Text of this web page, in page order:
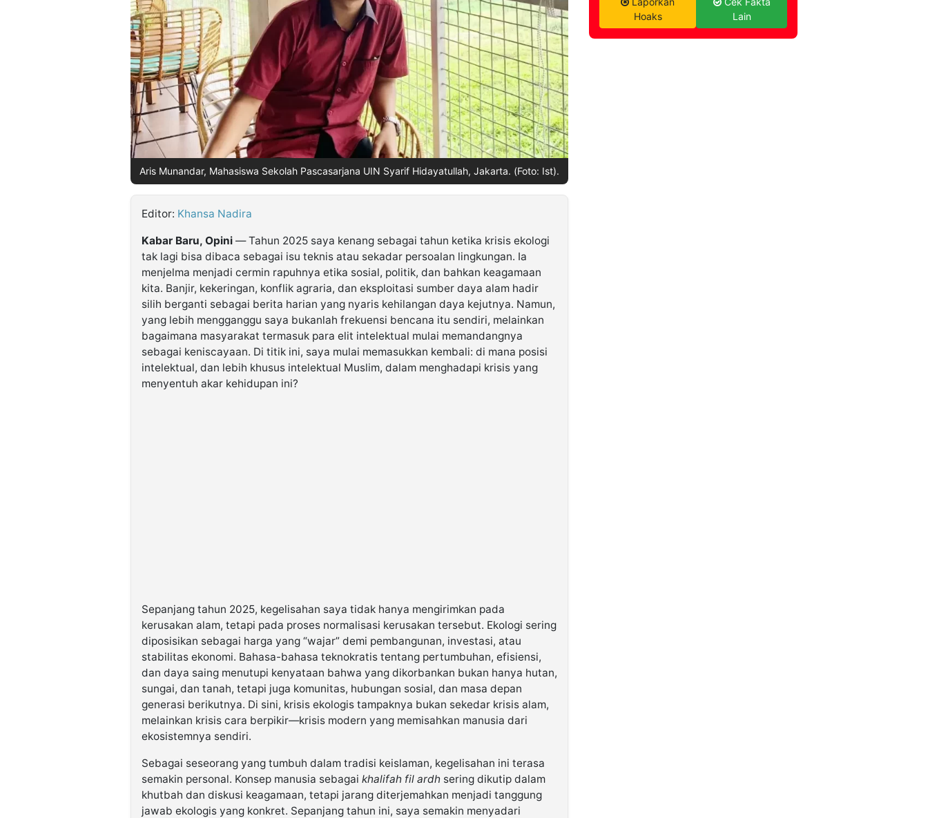
Aris Munandar, Mahasiswa Sekolah Pascasarjana UIN Syarif Hidayatullah, Jakarta. (Foto: Ist).
Editor: Khansa Nadira
Kabar Baru, Opini — Tahun 2025 saya kenang sebagai tahun ketika krisis ekologi
tak lagi bisa dibaca sebagai isu teknis atau sekadar persoalan lingkungan. Ia
menjelma menjadi cermin rapuhnya etika sosial, politik, dan bahkan keagamaan
kita. Banjir, kekeringan, konflik agraria, dan eksploitasi sumber daya alam hadir
silih berganti sebagai berita harian yang nyaris kehilangan daya kejutnya. Namun,
yang lebih mengganggu saya bukanlah frekuensi bencana itu sendiri, melainkan
bagaimana masyarakat termasuk para elit intelektual mulai memandangnya
sebagai keniscayaan. Di titik ini, saya mulai memasukkan kembali: di mana posisi
intelektual, dan lebih khusus intelektual Muslim, dalam menghadapi krisis yang
menyentuh akar kehidupan ini?
Sepanjang tahun 2025, kegelisahan saya tidak hanya mengirimkan pada
kerusakan alam, tetapi pada proses normalisasi kerusakan tersebut. Ekologi sering
diposisikan sebagai harga yang “wajar” demi pembangunan, investasi, atau
stabilitas ekonomi. Bahasa-bahasa teknokratis tentang pertumbuhan, efisiensi,
dan daya saing menutupi kenyataan bahwa yang dikorbankan bukan hanya hutan,
sungai, dan tanah, tetapi juga komunitas, hubungan sosial, dan masa depan
generasi berikutnya. Di sini, krisis ekologis tampaknya bukan sekedar krisis alam,
melainkan krisis cara berpikir—krisis modern yang memisahkan manusia dari
ekosistemnya sendiri.
Sebagai seseorang yang tumbuh dalam tradisi keislaman, kegelisahan ini terasa
semakin personal. Konsep manusia sebagai khalifah fil ardh sering dikutip dalam
khutbah dan diskusi keagamaan, tetapi jarang diterjemahkan menjadi tanggung
jawab ekologis yang konkret. Sepanjang tahun ini, saya semakin menyadari
Hoaks
Lain